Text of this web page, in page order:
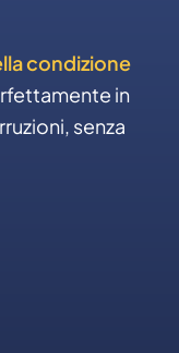
condizione
in
senza